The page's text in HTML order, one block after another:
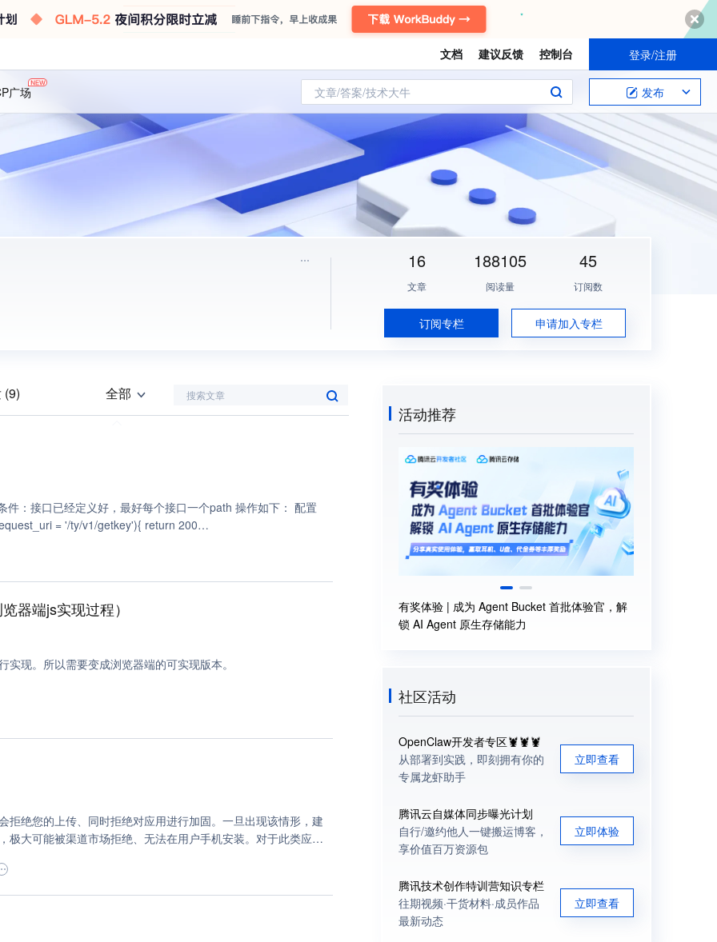
文档 建议反馈 控制台 登录/注册
广场 文章/答案/技术大牛 发布
16
文章
188105
阅读量
45
订阅数
订阅专栏 申请加入专栏
(9)
全部 搜索文章
：接口已经定义好，最好每个接口一个path 操作如下： 配置
器端js实现过程）
现。所以需要变成浏览器端的可实现版本。
绝您的上传、同时拒绝对应用进行加固。一旦出现该情形，建
大可能被渠道市场拒绝、无法在用户手机安装。对于此类应
正真的问题在于，很难发布到正规市场、安装到用户手机上
活动推荐
新邀入驻腾讯云开发者社区，福利多多！
社区活动
OpenClaw开发者专区🦞🦞🦞
从部署到实践，即刻拥有你的
专属龙虾助手
立即查看
腾讯云自媒体同步曝光计划
自行/邀约他人一键搬运博客，
享价值百万资源包
立即体验
腾讯技术创作特训营知识专栏
往期视频·干货材料·成员作品
最新动态
立即查看